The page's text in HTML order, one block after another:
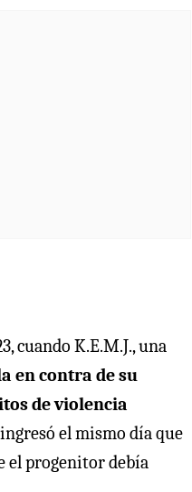
cuando K.E.M.J., una
en contra de su
de violencia
el mismo día que
el progenitor debía